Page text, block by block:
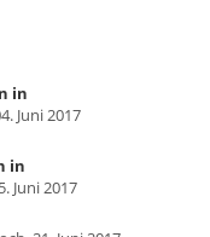
in
Juni 2017
in
Juni 2017